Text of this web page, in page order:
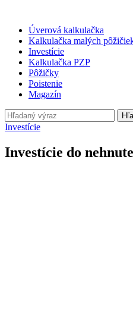
Úverová kalkulačka
Kalkulačka malých
Investície
Kalkulačka PZP
Pôžičky
Poistenie
Magazín
Investície
Investície do